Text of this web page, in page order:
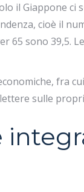
il Giappone
cioè il
65 sono 39,5.
fra
sulle